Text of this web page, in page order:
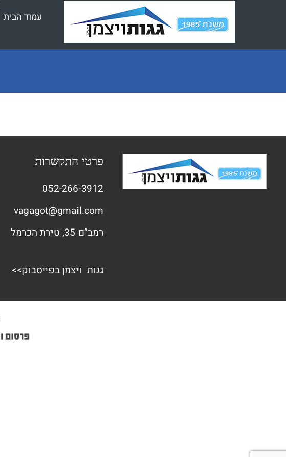
עמוד הבית
פרטי התקשרות
052-266-3912
vagagot@gmail.com
רמב”ם 35, טירת הכרמל
גגות ויצמן בפייסבוק>>